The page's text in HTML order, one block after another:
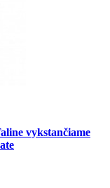
vykstančiame